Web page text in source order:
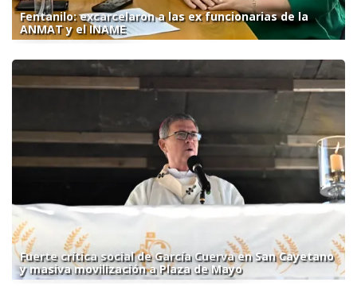
Fentanilo: excarcelaron a las ex funcionarias de la
ANMAT y el INAME
Fuerte crítica social de García Cuerva en San Cayetano
y masiva movilización a Plaza de Mayo